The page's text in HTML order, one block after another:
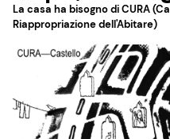
La casa ha bisogno di CURA
Riappropriazione dell'Abitare)